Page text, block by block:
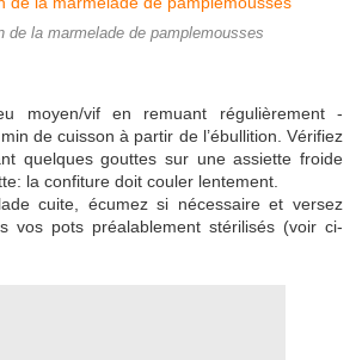
de la marmelade de pamplemousses
moyen/vif en remuant régulièrement -
de cuisson à partir de l’ébullition. Vérifiez
quelques gouttes sur une assiette froide
la confiture doit couler lentement.
cuite, écumez si nécessaire et versez
vos pots préalablement stérilisés (voir ci-